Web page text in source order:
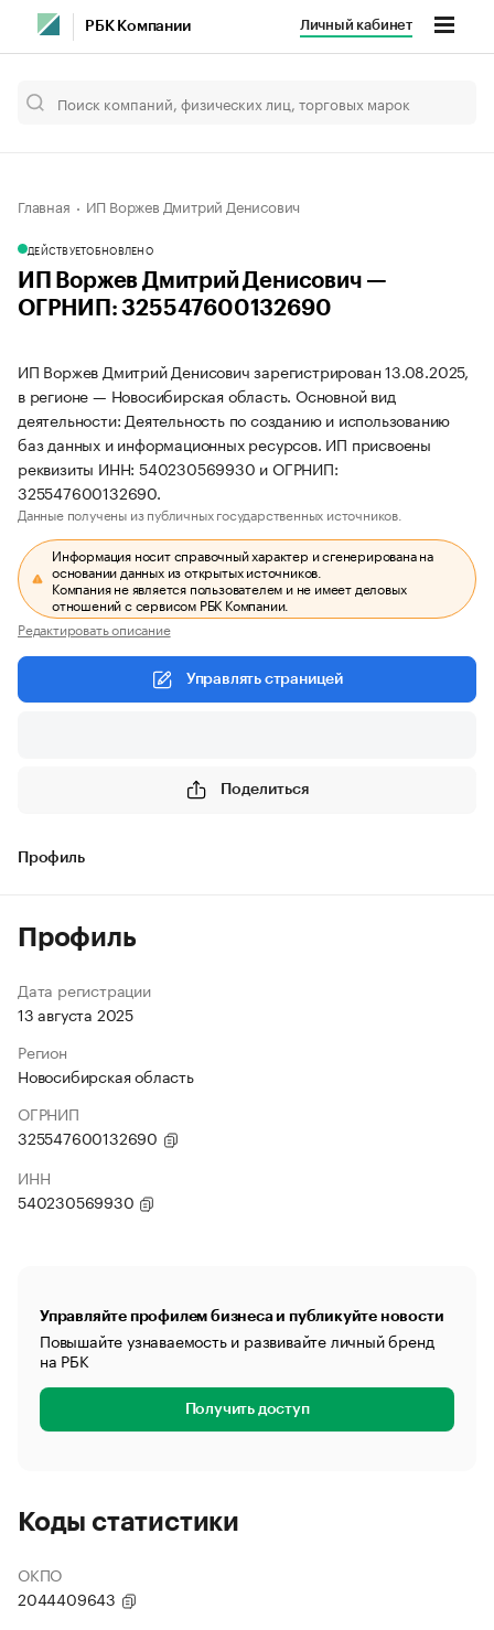
РБК Компании Личный кабинет
Главная ИП Воржев Дмитрий Денисович
ДЕЙСТВУЕТОБНОВЛЕНО
ИП Воржев Дмитрий Денисович —
ОГРНИП: 325547600132690
ИП Воржев Дмитрий Денисович зарегистрирован 13.08.2025,
в регионе — Новосибирская область. Основной вид
деятельности: Деятельность по созданию и использованию
баз данных и информационных ресурсов. ИП присвоены
реквизиты ИНН: 540230569930 и ОГРНИП:
325547600132690.
Данные получены из публичных государственных источников.
Информация носит справочный характер и сгенерирована на
основании данных из открытых источников.
Компания не является пользователем и не имеет деловых
отношений с сервисом РБК Компании.
Редактировать описание
Управлять страницей
Поделиться
Профиль
Профиль
Дата регистрации
13 августа 2025
Регион
Новосибирская область
ОГРНИП
325547600132690
ИНН
540230569930
Управляйте профилем бизнеса и публикуйте новости
Повышайте узнаваемость и развивайте личный бренд
на РБК
Получить доступ
Коды статистики
ОКПО
2044409643